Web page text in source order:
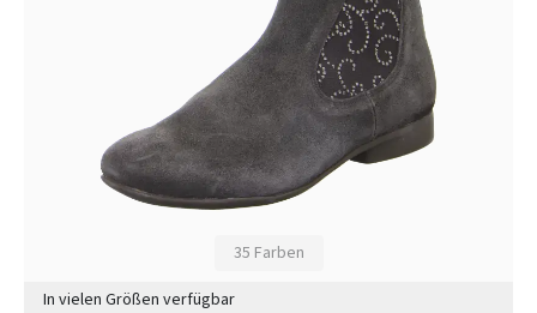
35 Farben
In vielen Größen verfügbar